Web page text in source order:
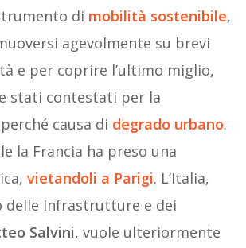
di mobilità sostenibile,
agevolmente su brevi
e per coprire l’ultimo miglio,
stati contestati per la
causa di degrado urbano.
la Francia ha preso una
vietandoli a Parigi. L’Italia,
delle Infrastrutture e dei
Salvini, vuole ulteriormente